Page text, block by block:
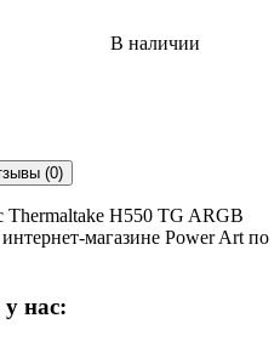
В наличии
(0)
H550 TG ARGB
магазине Power Art по
нас: